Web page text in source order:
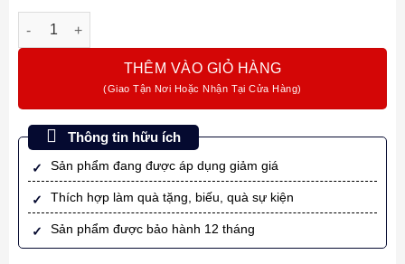
Bút bi ký tên Parker JOT SE X-Black PM CT GB6-2025829 số
THÊM VÀO GIỎ HÀNG
Thông tin hữu ích
Sản phẩm đang được áp dụng giảm giá
Thích hợp làm quà tặng, biếu, quà sự kiện
Sản phẩm được bảo hành 12 tháng